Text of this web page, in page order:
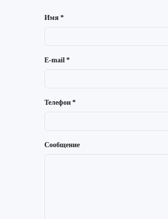
Имя *
E-mail *
Телефон *
Сообщение